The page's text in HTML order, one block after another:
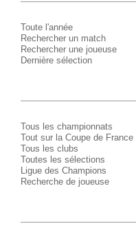
Toute l'année
Rechercher un match
Rechercher une joueuse
Dernière sélection
Tous les championnats
Tout sur la Coupe de France
Tous les clubs
Toutes les sélections
Ligue des Champions
Recherche de joueuse